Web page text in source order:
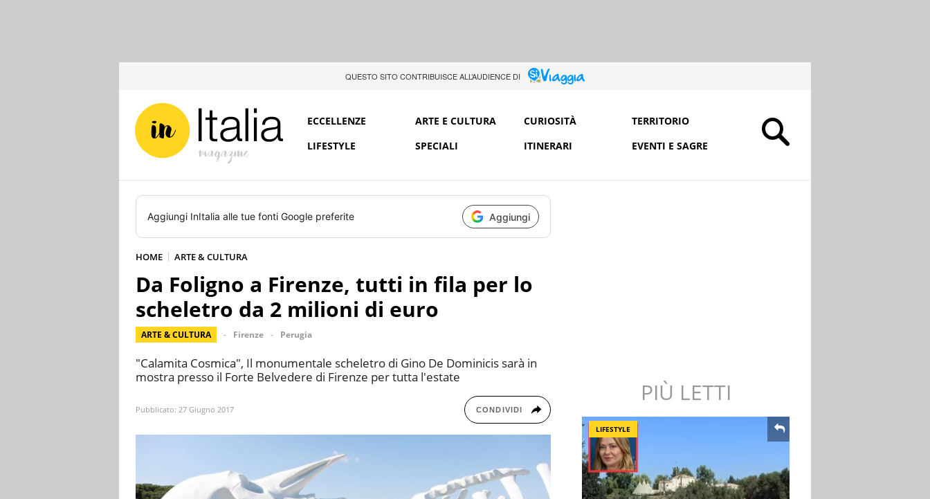
QUESTO SITO CONTRIBUISCE ALL’AUDIENCE DI
ECCELLENZE ARTE E CULTURA CURIOSITÀ
TERRITORIO
LIFESTYLE
SPECIALI ITINERARI EVENTI E SAGRE
Aggiungi InItalia alle tue fonti Google preferite Aggiungi
HOME ARTE & CULTURA
Da Foligno a Firenze, tutti in fila per lo
scheletro da 2 milioni di euro
ARTE & CULTURA Firenze Perugia
"Calamita Cosmica", Il monumentale scheletro di Gino De Dominicis sarà in
mostra presso il Forte Belvedere di Firenze per tutta l'estate
Pubblicato: 27 Giugno 2017 CONDIVIDI
PIÙ LETTI
LIFESTYLE